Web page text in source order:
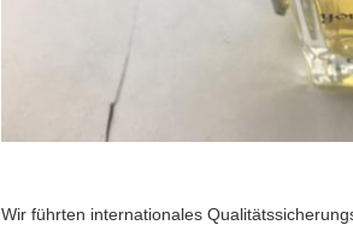
Wir führten internationales